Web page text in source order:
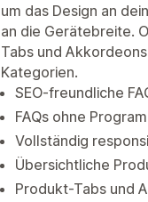
um das Design an
an die Gerätebreite.
Tabs und
Kategorien.
SEO-freundliche
FAQs ohne
Vollständig
Übersichtliche
Produkt-Tabs und